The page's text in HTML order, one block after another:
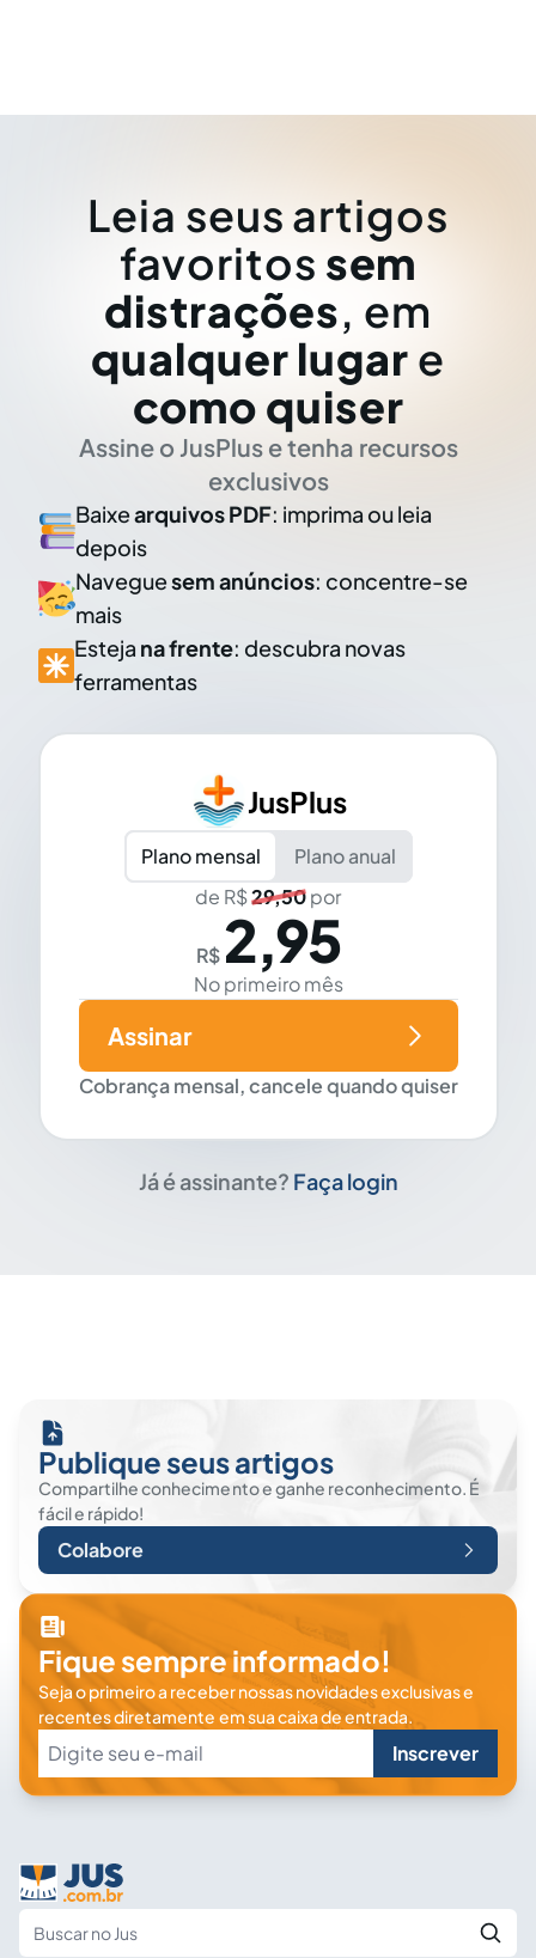
Leia seus artigos
favoritos sem
distrações, em
qualquer lugar e
como quiser
Assine o JusPlus e tenha recursos
exclusivos
Baixearquivos PDF: imprima ou leia
depois
Naveguesem anúncios: concentre-se
mais
Esteja na frente: descubra novas
ferramentas
JusPlus
Plano mensal
Plano anual
de R$29,50por
R$ 2,95
No primeiro mês
Cobrança mensal, cancele quando quiser
Assinar
Já é assinante? Faça login
Publique seus artigos
Compartilhe conhecimento e ganhe reconhecimento. É
fácil e rápido!
Colabore
Fique sempre informado!
Seja o primeiro a receber nossas novidades exclusivas e
recentes diretamente em sua caixa de entrada.
Inscrever